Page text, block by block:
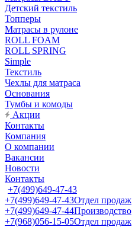
Детский текстиль
Топперы
Матрасы в рулоне
ROLL FOAM
ROLL SPRING
Simple
Текстиль
Чехлы для матраса
Основания
Тумбы и комоды
Акции
Контакты
Компания
О компании
Вакансии
Новости
Контакты
+7(499)649-47-43
+7(499)649-47-43Отдел продаж
+7(499)649-47-44Производство
+7(968)056-15-05Отдел продаж